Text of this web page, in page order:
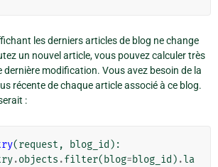
les derniers articles de blog ne change
un nouvel article, vous pouvez calculer très
dernière modification. Vous avez besoin de la
récente de chaque article associé à ce blog.
:
(request , blog_id ):
.objects .filter( blog=blog_id ) .la